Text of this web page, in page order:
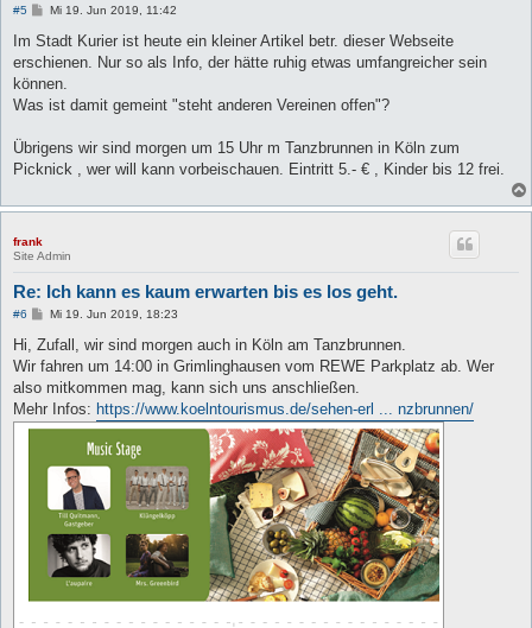
#5
B
i
r
a
Mi 19. Jun 2019, 11:42
Im Stadt Kurier ist heute ein kleiner Artikel betr. dieser Webseite
erschienen. Nur so als Info, der hätte ruhig etwas umfangreicher sein
können.
Was ist damit gemeint "steht anderen Vereinen offen"?
Übrigens wir sind morgen um 15 Uhr m Tanzbrunnen in Köln zum
Picknick , wer will kann vorbeischauen. Eintritt 5.- € , Kinder bis 12 frei.
frank
Site Admin
Re: Ich kann es kaum erwarten bis es los geht.
#6
B
i
r
a
Mi 19. Jun 2019, 18:23
Hi, Zufall, wir sind morgen auch in Köln am Tanzbrunnen.
Wir fahren um 14:00 in Grimlinghausen vom REWE Parkplatz ab. Wer
also mitkommen mag, kann sich uns anschließen.
Mehr Infos: https://www.koelntourismus.de/sehen-erl ... nzbrunnen/